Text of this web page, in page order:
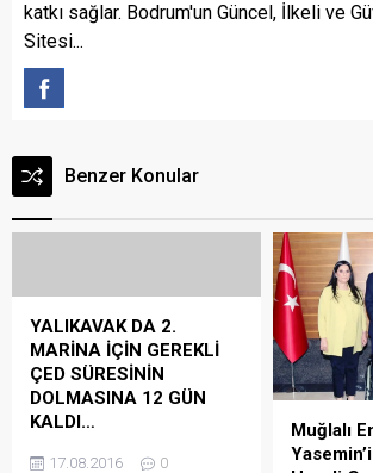
katkı sağlar. Bodrum'un Güncel, İlkeli ve
Sitesi...
Benzer Konular
YALIKAVAK DA 2.
MARİNA İÇİN GEREKLİ
ÇED SÜRESİNİN
DOLMASINA 12 GÜN
KALDI…
17.08.2016 0
Muğlalı